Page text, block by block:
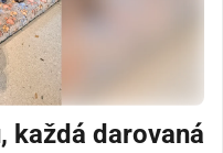
každá darovaná